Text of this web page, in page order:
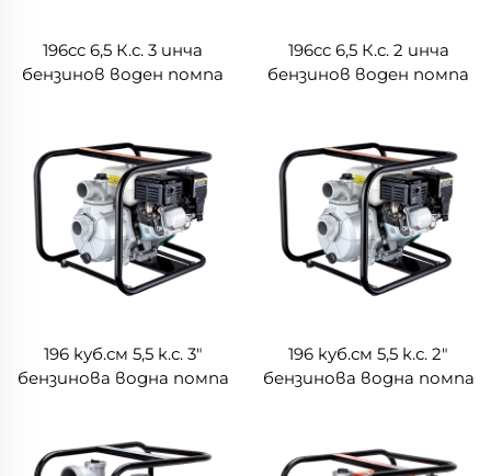
196cc 6,5 К.с. 3 инча
бензинов воден помпа
A-1(XR950)
196cc 6,5 К.с. 2 инча
бензинов воден помпа
A-1(XR950)
196 куб.см 5,5 к.с. 3"
бензинова водна помпа
196 куб.см 5,5 к.с. 2"
бензинова водна помпа